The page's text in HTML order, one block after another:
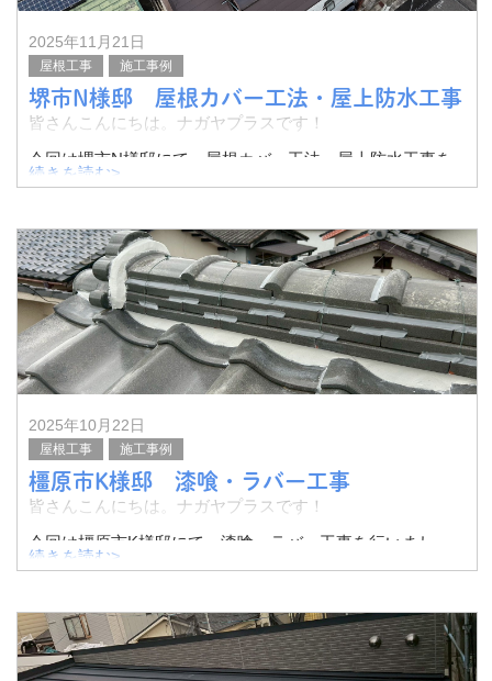
2025年11月21日
屋根工事 施工事例
堺市N様邸 屋根カバー工法・屋上防水工事
皆さんこんにちは。ナガヤプラスです！
今回は堺市N様邸にて、屋根カバー工法・屋上防水工事を
行いました。
スレート屋根と陸屋根を兼ねたお家です。
続きを読む>
2025年10月22日
屋根工事 施工事例
橿原市K様邸 漆喰・ラバー工事
皆さんこんにちは。ナガヤプラスです！
今回は橿原市K様邸にて、漆喰・ラバー工事を行いまし
た。
漆喰には黒ずみ・剥落
続きを読む>